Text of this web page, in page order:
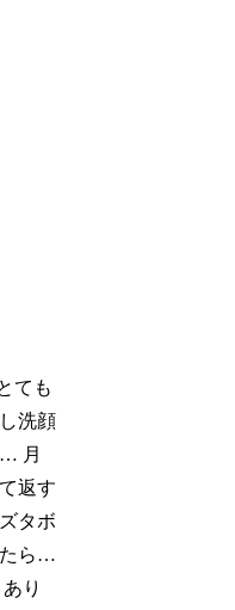
ても
洗顔
月
返す
タボ
たら…
り